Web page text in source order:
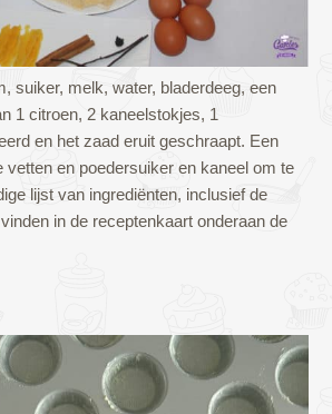
suiker, melk, water, bladerdeeg, een
1 citroen, 2 kaneelstokjes, 1
en het zaad eruit geschraapt. Een
vetten en poedersuiker en kaneel om te
lijst van ingrediënten, inclusief de
in de receptenkaart onderaan de